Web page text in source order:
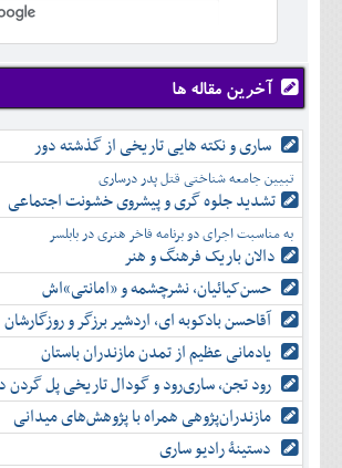
دی
بهمن
اسفند
آبان
آذر
دی
بهمن
اسفند
شهريور
مهر
آبان
آذر
دی
بهمن
اسفند
تير
مرداد
شهريور
مهر
آبان
آذر
دی
بهمن
اسفند
آخرین مقاله ها
ساری و نکته هایی تاریخی از گذشته دور
تبیین جامعه شناختی قتل پدر درساری
تشدید جلوه‌ گری و پیشروی خشونت اجتماعی
به مناسبت اجرای دو برنامه فاخر هنری در بابلسر
دالان باریک فرهنگ و هنر
حسن‌کیائیان، نشرچشمه و «امانتی»اش
آقاحسن بادکوبه ای، اردشیر برزگر و روزگارشان
یادمانی عظیم از تمدن مازندران باستان
رود تجن، ساری‌رود و گودال تاریخی پل گردن
مازندران‌پژوهی همراه با پژوهش‌های میدانی
دستینۀ رادیو ساری